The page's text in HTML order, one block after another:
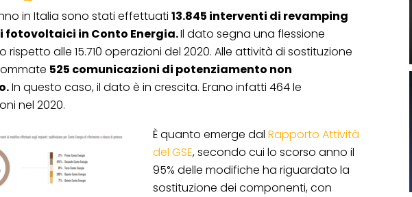
in Italia sono stati effettuati 13.845 interventi di revamping
fotovoltaici in Conto Energia.Il dato segna una flessione
rispetto alle 15.710 operazioni del 2020. Alle attività di sostituzione
525 comunicazioni di potenziamento non
In questo caso, il dato è in crescita. Erano infatti 464 le
nel 2020.
È quanto emerge dal Rapporto Attività
del GSE, secondo cui lo scorso anno il
95% delle modifiche ha riguardato la
sostituzione dei componenti, con